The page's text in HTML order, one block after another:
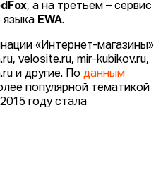
, а на третьем – сервис
языка EWA.
«Интернет-магазины»
velosite.ru, mir-kubikov.ru,
и другие. По данным
популярной тематикой
году стала